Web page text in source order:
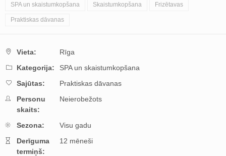
SPA un skaistumkopšana Skaistumkopšana Frizētavas
Praktiskas dāvanas
Vieta:
Rīga
Kategorija:
SPA un skaistumkopšana
Sajūtas:
Praktiskas dāvanas
Personu
skaits:
Neierobežots
Sezona:
Visu gadu
Derīguma
termiņš:
12 mēneši